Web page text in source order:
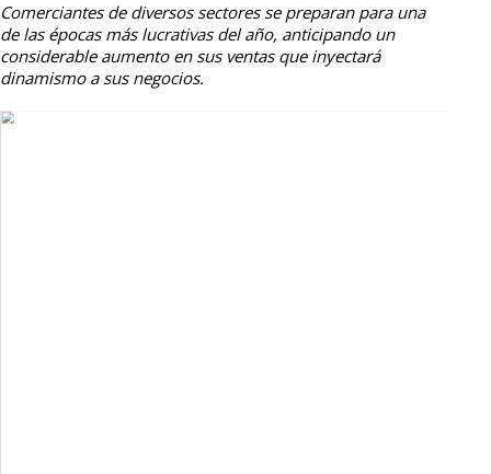
Comerciantes de diversos sectores se preparan para una
de las épocas más lucrativas del año, anticipando un
considerable aumento en sus ventas que inyectará
dinamismo a sus negocios.